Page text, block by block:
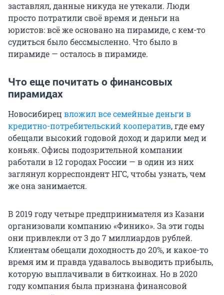
заставлял, данные никуда не утекали. Люди
просто потратили своё время и деньги на
юристов: всё же основано на пирамиде, с кем-то
судиться было бессмысленно. Что было в
пирамиде — осталось в пирамиде.
Что еще почитать о финансовых
пирамидах
Новосибирец вложил все семейные деньги в
кредитно-потребительский кооператив, где ему
обещали высокий годовой доход и дарили мед и
коньяк. Офисы подозрительной компании
работали в 12 городах России — в один из них
заглянул корреспондент НГС, чтобы узнать, чем
же она занимается.
В 2019 году четыре предпринимателя из Казани
организовали компанию «Финико». За эти годы
они привлекли от 3 до 7 миллиардов рублей.
Клиентам обещали доходность до 20%, и какое-то
время им и правда удавалось выводить прибыль,
которую выплачивали в биткоинах. Но в 2020
году компания была признана финансовой